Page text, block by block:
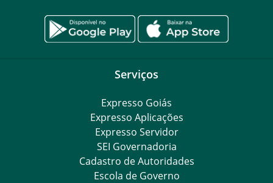
Serviços
Expresso Goiás
Expresso Aplicações
Expresso Servidor
SEI Governadoria
Cadastro de Autoridades
Escola de Governo